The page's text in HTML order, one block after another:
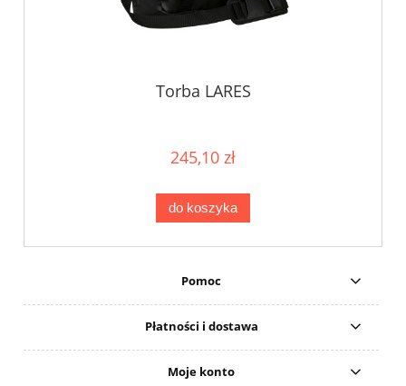
Torba LARES
245,10 zł
do koszyka
Pomoc
Płatności i dostawa
Moje konto